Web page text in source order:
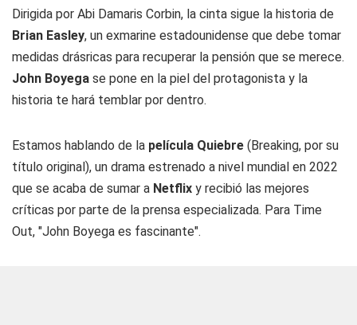
Dirigida por Abi Damaris Corbin, la cinta sigue la historia de
Brian Easley, un exmarine estadounidense que debe tomar
medidas drásricas para recuperar la pensión que se merece.
John Boyega se pone en la piel del protagonista y la
historia te hará temblar por dentro.
Estamos hablando de la película Quiebre (Breaking, por su
título original), un drama estrenado a nivel mundial en 2022
que se acaba de sumar a Netflix y recibió las mejores
críticas por parte de la prensa especializada. Para Time
Out, "John Boyega es fascinante".